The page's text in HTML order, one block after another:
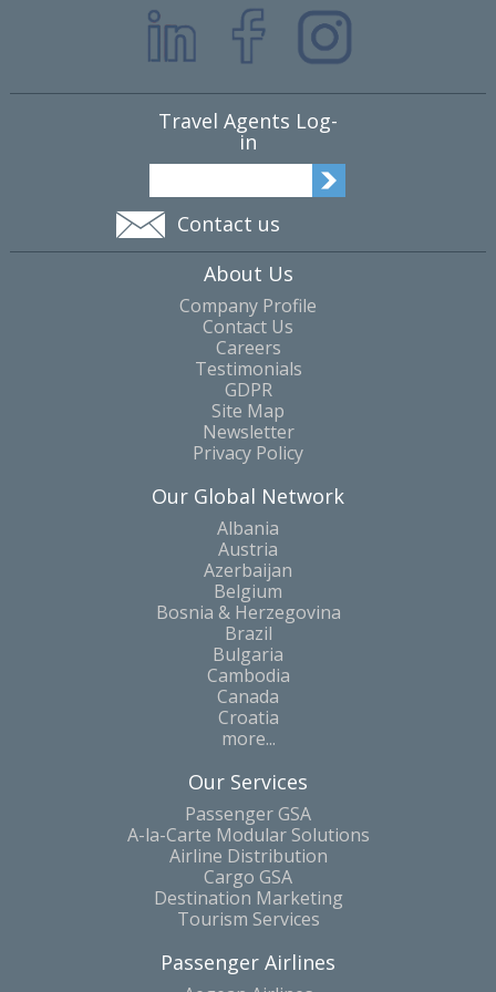
Travel Agents Log-
in
Contact us
About Us
Company Profile
Contact Us
Careers
Testimonials
GDPR
Site Map
Newsletter
Privacy Policy
Our Global Network
Albania
Austria
Azerbaijan
Belgium
Bosnia & Herzegovina
Brazil
Bulgaria
Cambodia
Canada
Croatia
more...
Our Services
Passenger GSA
A-la-Carte Modular Solutions
Airline Distribution
Cargo GSA
Destination Marketing
Tourism Services
Passenger Airlines